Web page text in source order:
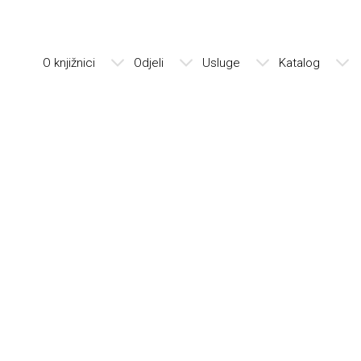
O knjižnici Odjeli Usluge Katalog